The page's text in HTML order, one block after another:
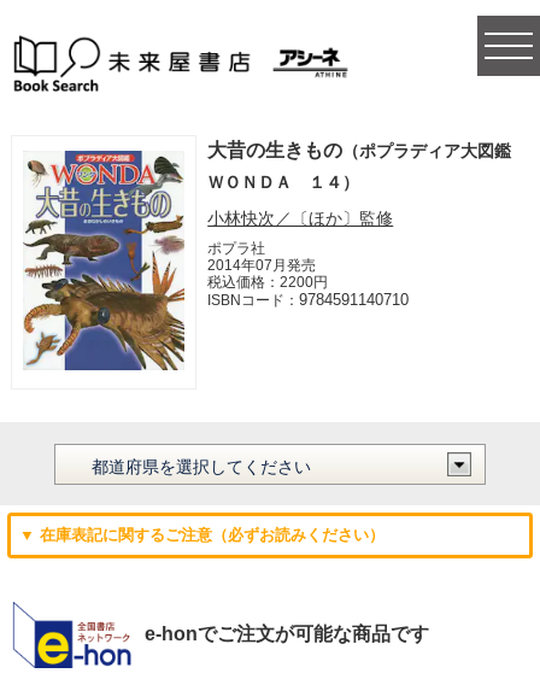
大昔の生きもの （ポプラディア大図鑑
ＷＯＮＤＡ １４）
小林快次／〔ほか〕監修
ポプラ社
2014年07月発売
税込価格：2200円
ISBNコード：9784591140710
▼ 在庫表記に関するご注意（必ずお読みください）
e-honでご注文が可能な商品です